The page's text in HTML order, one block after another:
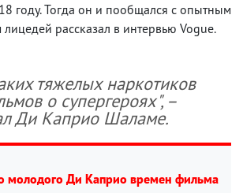
году. Тогда он и пообщался с опытным
лицедей рассказал в интервью Vogue.
тяжелых наркотиков
о супергероях", –
Ди Каприо Шаламе.
молодого Ди Каприо времен фильма